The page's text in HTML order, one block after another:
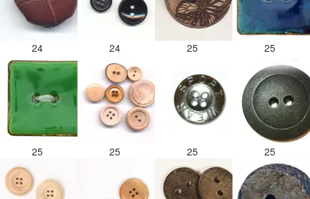
24 24 25 25
25 25 25 25